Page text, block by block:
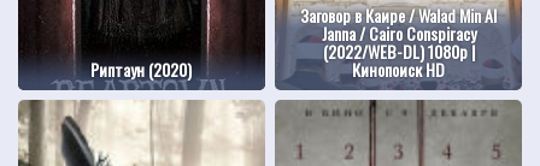
Риптаун (2020)
Заговор в Каире / Walad Min Al
Janna / Cairo Conspiracy
(2022/WEB-DL) 1080p |
Кинопоиск HD